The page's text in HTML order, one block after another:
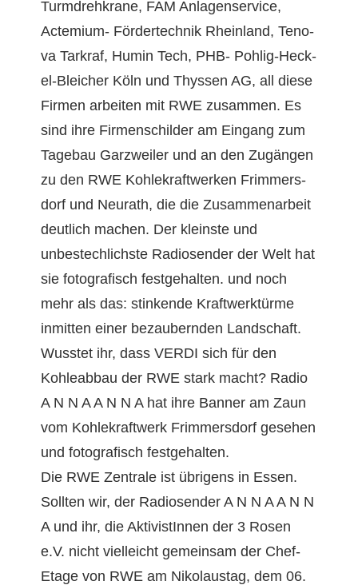
Tur­m­drehkrane, FAM Anla­genser­vice,
Actemi­um- Fördertech­nik Rhein­land, Ten­o­
va Tarkraf, Humin Tech, PHB- Pohlig-Heck­
el-Ble­ich­er Köln und Thyssen AG, all diese
Fir­men arbeit­en mit RWE zusam­men. Es
sind ihre Fir­men­schilder am Ein­gang zum
Tage­bau Garzweil­er und an den Zugän­gen
zu den RWE Kohlekraftwerken Frim­mers­
dorf und Neu­rath, die die Zusam­me­nar­beit
deut­lich machen. Der kle­in­ste und
unbestech­lich­ste Radiosender der Welt hat
sie fotografisch fest­ge­hal­ten. und noch
mehr als das: stink­ende Kraftwerk­türme
inmit­ten ein­er beza­ubern­den Landschaft.
Wusstet ihr, dass VERDI sich für den
Kohleab­bau der RWE stark macht? Radio
A N N A A N N A hat ihre Ban­ner am Zaun
vom Kohlekraftwerk Frim­mers­dorf gese­hen
und fotografisch festgehalten.
Die RWE Zen­trale ist übri­gens in Essen.
Soll­ten wir, der Radiosender A N N A A N N
A und ihr, die AktivistIn­nen der 3 Rosen
e.V. nicht vielle­icht gemein­sam der Chef-
Etage von RWE am Niko­laustag, dem 06.